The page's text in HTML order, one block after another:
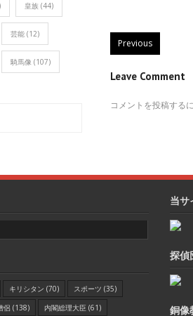
Previous
Leave Comment
コメントを投稿する
皇族 (44)
芸能 (12)
騎馬像 (107)
キリシタン (70) スポーツ (35)
侶 (138) 内閣総理大臣 (61)
当サ
探偵
銅像